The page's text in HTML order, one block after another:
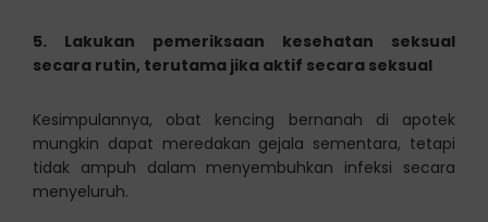
5. Lakukan pemeriksaan kesehatan seksual
secara rutin, terutama jika aktif secara seksual
Kesimpulannya, obat kencing bernanah di apotek
mungkin dapat meredakan gejala sementara, tetapi
tidak ampuh dalam menyembuhkan infeksi secara
menyeluruh.